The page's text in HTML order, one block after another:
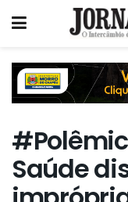
Saúde